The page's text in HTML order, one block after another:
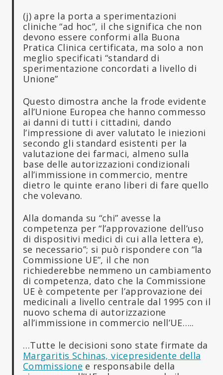
(j) apre la porta a sperimentazioni
cliniche “ad hoc”, il che significa che non
devono essere conformi alla Buona
Pratica Clinica certificata, ma solo a non
meglio specificati “standard di
sperimentazione concordati a livello di
Unione”
Questo dimostra anche la frode evidente
all’Unione Europea che hanno commesso
ai danni di tutti i cittadini, dando
l’impressione di aver valutato le iniezioni
secondo gli standard esistenti per la
valutazione dei farmaci, almeno sulla
base delle autorizzazioni condizionali
all’immissione in commercio, mentre
dietro le quinte erano liberi di fare quello
che volevano.
Alla domanda su “chi” avesse la
competenza per “l’approvazione dell’uso
di dispositivi medici di cui alla lettera e),
se necessario”; si può rispondere con “la
Commissione UE”, il che non
richiederebbe nemmeno un cambiamento
di competenza, dato che la Commissione
UE è competente per l’approvazione dei
medicinali a livello centrale dal 1995 con il
nuovo schema di autorizzazione
all’immissione in commercio nell’UE…..
…Tutte le decisioni sono state firmate da
Margaritis Schinas, vicepresidente della
Commissione e responsabile della